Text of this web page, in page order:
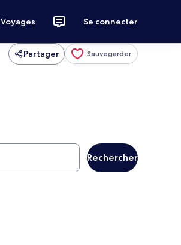
Voyages Se connecter
Partager Sauvegarder
Rechercher